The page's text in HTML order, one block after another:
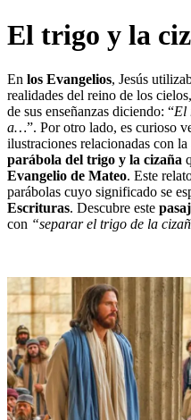
El trigo y la
En los Evangelios, Jesús
realidades del reino de los
de sus enseñanzas diciendo: “El
a…”. Por otro lado, es curioso
ilustraciones relacionadas con
parábola del trigo y la cizaña
Evangelio de Mateo. Este
parábolas cuyo significado se
Escrituras. Descubre este
con “separar el trigo de la